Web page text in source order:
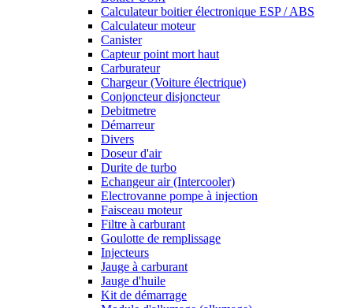
Calculateur boitier électronique ESP / ABS
Calculateur moteur
Canister
Capteur point mort haut
Carburateur
Chargeur (Voiture électrique)
Conjoncteur disjoncteur
Debitmetre
Démarreur
Divers
Doseur d'air
Durite de turbo
Echangeur air (Intercooler)
Electrovanne pompe à injection
Faisceau moteur
Filtre à carburant
Goulotte de remplissage
Injecteurs
Jauge à carburant
Jauge d'huile
Kit de démarrage